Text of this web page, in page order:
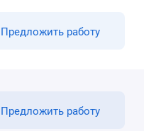
Предложить работу
Предложить работу